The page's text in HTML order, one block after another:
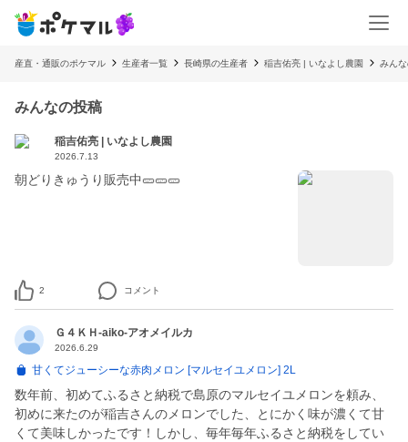
産直・通販のポケマル 生産者一覧 長崎県の生産者 稲吉佑亮 | いなよし農園 みん
みんなの投稿
稲吉佑亮 | いなよし農園
2026.7.13
朝どりきゅうり販売中🥒🥒🥒
2 コメント
Ｇ４ＫＨ-aiko-アオメイルカ
2026.6.29
甘くてジューシーな赤肉メロン [マルセイユメロン] 2L
数年前、初めてふるさと納税で島原のマルセイユメロンを頼み、
初めに来たのが稲吉さんのメロンでした、とにかく味が濃くて甘
くて美味しかったです！しかし、毎年毎年ふるさと納税をしてい